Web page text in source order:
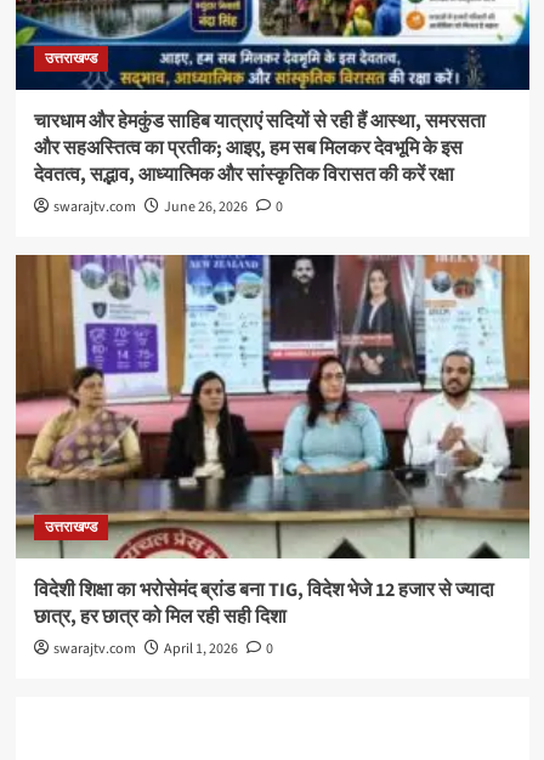
उत्तराखण्ड
चारधाम और हेमकुंड साहिब यात्राएं सदियों से रही हैं आस्था, समरसता
और सहअस्तित्व का प्रतीक; आइए, हम सब मिलकर देवभूमि के इस
देवतत्व, सद्भाव, आध्यात्मिक और सांस्कृतिक विरासत की करें रक्षा
swarajtv.com June 26, 2026 0
उत्तराखण्ड
विदेशी शिक्षा का भरोसेमंद ब्रांड बना TIG, विदेश भेजे 12 हजार से ज्यादा
छात्र, हर छात्र को मिल रही सही दिशा
swarajtv.com April 1, 2026 0